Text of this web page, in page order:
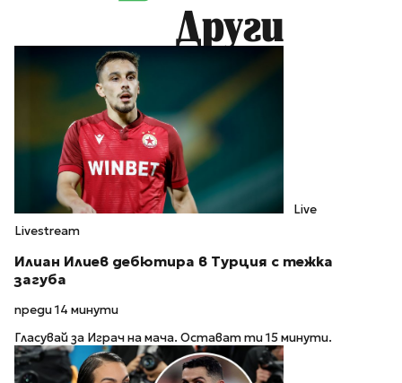
Други
Live
Livestream
Илиан Илиев дебютира в Турция с тежка
загуба
преди 14 минути
Гласувай за Играч на мача. Остават ти 15 минути.